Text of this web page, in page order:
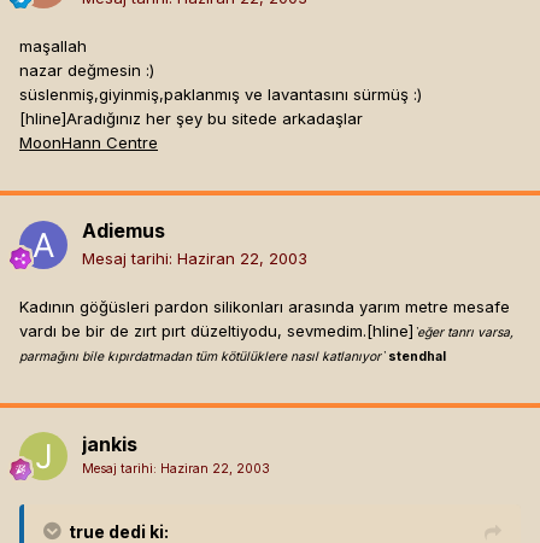
maşallah
nazar değmesin :)
süslenmiş,giyinmiş,paklanmış ve lavantasını sürmüş :)
[hline]Aradığınız her şey bu sitede arkadaşlar
MoonHann Centre
Adiemus
Mesaj tarihi: Haziran 22, 2003
Kadının göğüsleri pardon silikonları arasında yarım metre mesafe
vardı be bir de zırt pırt düzeltiyodu, sevmedim.[hline] `eğer tanrı varsa,
parmağını bile kıpırdatmadan tüm kötülüklere nasıl katlanıyor` stendhal
jankis
Mesaj tarihi: Haziran 22, 2003
true dedi ki: